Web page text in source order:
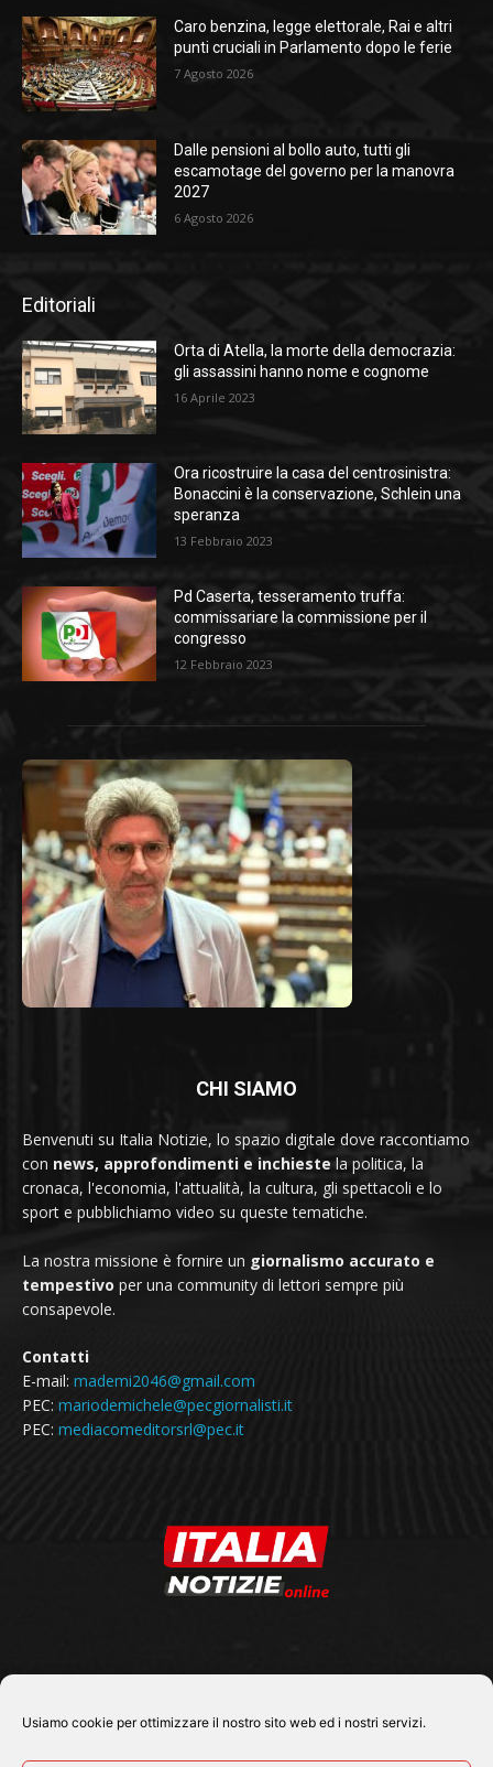
Usiamo cookie per ottimizzare il nostro sito web ed i nostri servizi.
Caro benzina, legge elettorale, Rai e altri
punti cruciali in Parlamento dopo le ferie
7 Agosto 2026
Dalle pensioni al bollo auto, tutti gli
escamotage del governo per la manovra
2027
6 Agosto 2026
Editoriali
Orta di Atella, la morte della democrazia:
gli assassini hanno nome e cognome
16 Aprile 2023
Ora ricostruire la casa del centrosinistra:
Bonaccini è la conservazione, Schlein una
speranza
13 Febbraio 2023
Pd Caserta, tesseramento truffa:
commissariare la commissione per il
congresso
12 Febbraio 2023
CHI SIAMO
Benvenuti su Italia Notizie, lo spazio digitale dove raccontiamo
con news, approfondimenti e inchieste la politica, la
cronaca, l'economia, l'attualità, la cultura, gli spettacoli e lo
sport e pubblichiamo video su queste tematiche.
La nostra missione è fornire un giornalismo accurato e
tempestivo per una community di lettori sempre più
consapevole.
Contatti
E-mail: mademi2046@gmail.com
PEC: mariodemichele@pecgiornalisti.it
PEC: mediacomeditorsrl@pec.it
SEGUICI SU